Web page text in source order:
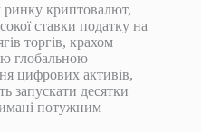
ринку криптовалют,
ставки податку на
торгів, крахом
глобальною
цифрових активів,
запускати десятки
потужним